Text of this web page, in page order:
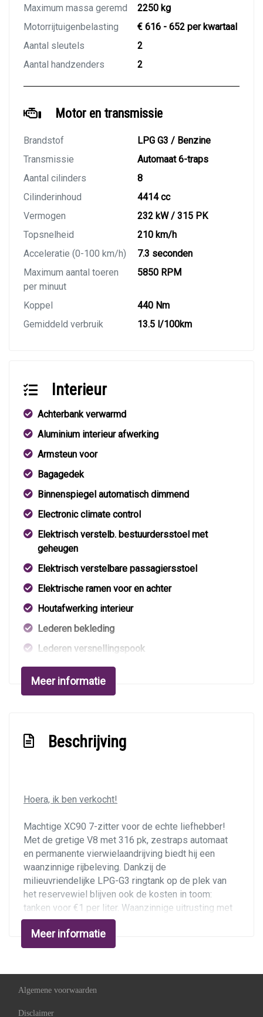
Maximum massa geremd
2250 kg
Motorrijtuigenbelasting
€ 616 - 652 per kwartaal
Aantal sleutels
2
Aantal handzenders
2
Motor en transmissie
Brandstof
LPG G3 / Benzine
Transmissie
Automaat 6-traps
Aantal cilinders
8
Cilinderinhoud
4414 cc
Vermogen
232 kW / 315 PK
Topsnelheid
210 km/h
Acceleratie (0-100 km/h)
7.3 seconden
Maximum aantal toeren
per minuut
5850 RPM
Koppel
440 Nm
Gemiddeld verbruik
13.5 l/100km
Interieur
Achterbank verwarmd
Aluminium interieur afwerking
Armsteun voor
Bagagedek
Binnenspiegel automatisch dimmend
Electronic climate control
Elektrisch verstelb. bestuurdersstoel met
geheugen
Elektrisch verstelbare passagiersstoel
Elektrische ramen voor en achter
Houtafwerking interieur
Lederen bekleding
Lederen versnellingspook
Lendesteun(en) verstelbaar
Luxe lederen interieur
Stuur verstelbaar
Voorstoel(en) met massagefunctie
Voorstoelen verwarmd
Exterieur
Achterspoiler
Bi-xenon koplampen
Bi-xenon koplampen adaptief
verwarmbaar
Buitenspiegels met verlichting
Meer informatie
Beschrijving
Hoera, ik ben verkocht!
Machtige XC90 7-zitter voor de echte liefhebber!
Met de gretige V8 met 316 pk, zestraps automaat
en permanente vierwielaandrijving biedt hij een
waanzinnige rijbeleving. Dankzij de
milieuvriendelijke LPG-G3 ringtank op de plek van
het reservewiel blijven ook de kosten in toom:
tanken voor €1 per liter. Waanzinnige uitrusting met
het Executive-pakket, veel opties en fraaie
kleurstelling inBlack Sapphire
softleder. Deze EU-geleverde Volvo XC90 van
vertroeteld. De onderhoudshistorie is volledig
aanwezig. Opties en uitrusting o.a. glazen schuifdak,
Meer informatie
Algemene voorwaarden
Disclaimer